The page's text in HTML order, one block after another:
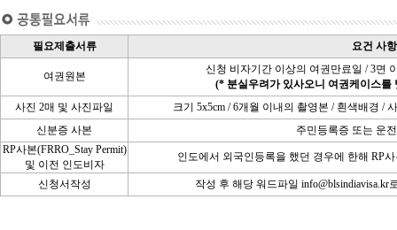
필요제출서류 요건 사항
여권원본
신청 비자기간 이상의 여권만료일 / 3면
(* 분실우려가 있사오니 여권케이스를
사진 2매 및 사진파일
크기 5x5cm / 6개월 이내의 촬영본 / 흰색배경 /
신분증 사본
주민등록증 또는 운
RP사본(FRRO_Stay Permit)
및 이전 인도비자
인도에서 외국인등록을 했던 경우에 한해 RP
신청서작성 작성 후 해당 워드파일 info@blsindiavisa.kr